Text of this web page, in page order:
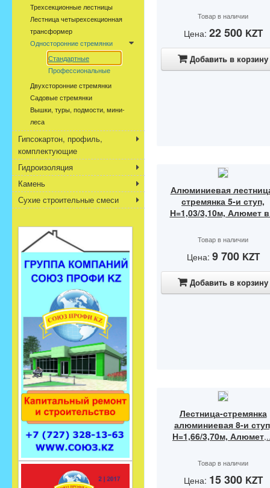
Товар в наличии
Цена: 22 500 KZT
Добавить в корзину
Алюминиевая
стремянка 5-и ступ,
Н=1,03/3,10м, Алюмет
Товар в наличии
Цена: 9 700 KZT
Добавить в корзину
Лестница-стремянка
алюминиевая 8-и
Н=1,66/3,70м, Алюмет
Товар в наличии
Цена: 15 300 KZT
Трехсекционные лестницы
Лестница четырехсекционная
трансформер
Односторонние стремянки
Стандартные
Профессиональные
Двухсторонние стремянки
Садовые стремянки
Вышки, туры, подмости, мини-
леса
Гипсокартон, профиль,
комплектующие
Гидроизоляция
Камень
Сухие строительные смеси